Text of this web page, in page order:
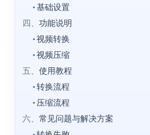
• 基础设置
四、 功能说明
• 视频转换
• 视频压缩
五、 使用教程
• 转换流程
• 压缩流程
六、 常见问题与解决方案